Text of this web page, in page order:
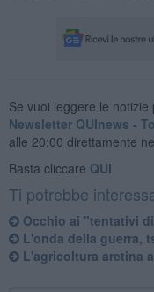
Se vuoi leggere le
Newsletter QUInews -
alle 20:00 direttamente
Basta cliccare QUI
Ti potrebbe
Occhio ai "tentativi
L'onda della guerra,
L'agricoltura aretina